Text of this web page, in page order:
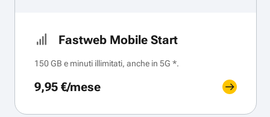
Fastweb Mobile Start
150 GB e minuti illimitati, anche in 5G *.
9,95 €/mese